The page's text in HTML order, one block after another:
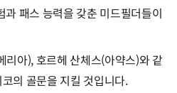
패스 능력을 갖춘 미드필더들이
리아), 호르헤 산체스(아약스)와 같
의 골문을 지킬 것입니다.